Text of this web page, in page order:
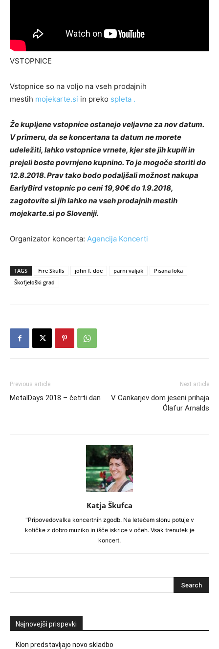
VSTOPNICE
Vstopnice so na voljo na vseh prodajnih
mestih mojekarte.si in preko spleta .
Že kupljene vstopnice ostanejo veljavne za nov datum.
V primeru, da se koncertana ta datum ne morete
udeležiti, lahko vstopnice vrnete, kjer ste jih kupili in
prejeli boste povrnjeno kupnino. To je mogoče storiti do
12.8.2018. Prav tako bodo podaljšali možnost nakupa
EarlyBird vstopnic po ceni 19,90€ do 1.9.2018,
zagotovite si jih lahko na vseh prodajnih mestih
mojekarte.si po Sloveniji.
Organizator koncerta: Agencija Koncerti
TAGS Fire Skulls john f. doe parni valjak
Pisana loka
Škofjeloški grad
Previous article
MetalDays 2018 – četrti dan
Next article
V Cankarjev dom jeseni prihaja
Ólafur Arnalds
Katja Škufca
"Pripovedovalka koncertnih zgodb. Na letečem slonu potuje v
kotičke z dobro muziko in išče iskrice v očeh. Vsak trenutek je
koncert.
Najnovejši prispevki
Klon predstavljajo novo skladbo